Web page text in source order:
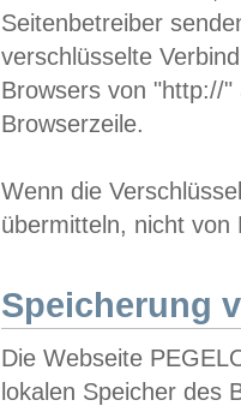
Seitenbetreiber
verschlüsselte
Browsers von "http://
Browserzeile.
Wenn die
übermitteln, nicht von
Speicherung
Die Webseite
lokalen Speicher des